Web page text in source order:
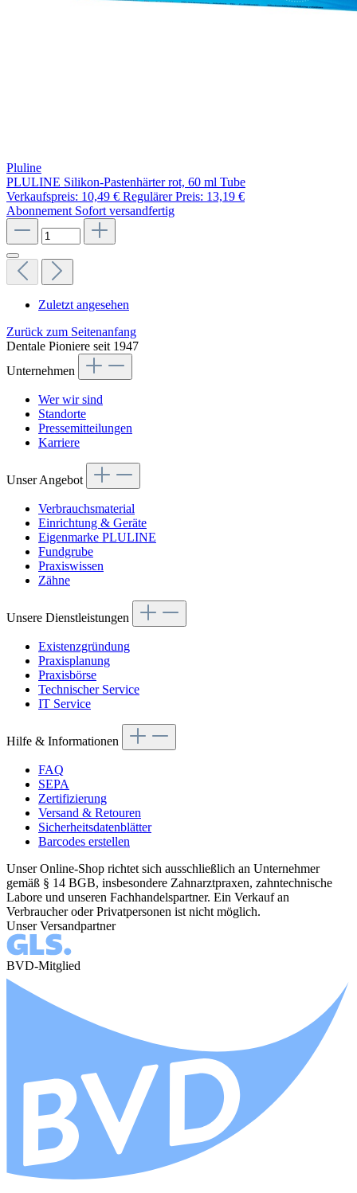
Pluline
PLULINE Silikon-Pastenhärter rot, 60 ml Tube
Verkaufspreis: 10,49 € Regulärer Preis: 13,19 €
Abonnement Sofort versandfertig
Zuletzt angesehen
Zurück zum Seitenanfang
Dentale Pioniere seit 1947
Unternehmen
Wer wir sind
Standorte
Pressemitteilungen
Karriere
Unser Angebot
Verbrauchsmaterial
Einrichtung & Geräte
Eigenmarke PLULINE
Fundgrube
Praxiswissen
Zähne
Unsere Dienstleistungen
Existenzgründung
Praxisplanung
Praxisbörse
Technischer Service
IT Service
Hilfe & Informationen
FAQ
SEPA
Zertifizierung
Versand & Retouren
Sicherheitsdatenblätter
Barcodes erstellen
Unser Online-Shop richtet sich ausschließlich an Unternehmer
gemäß § 14 BGB, insbesondere Zahnarztpraxen, zahntechnische
Labore und unseren Fachhandelspartner. Ein Verkauf an
Verbraucher oder Privatpersonen ist nicht möglich.
Unser Versandpartner
BVD-Mitglied